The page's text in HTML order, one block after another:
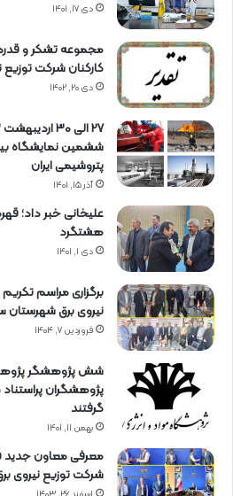
دی ۱۷, ۱۴۰۱
مجموعه تشکر و
کارکنان شرکت توزیع
دی ۲۰, ۱۴۰۲
ششمین نمایشگاه
پتروشیمی ایران
آذر ۱۵, ۱۴۰۱
علیخانی خبر داد؛
هشتگرد
دی ۱, ۱۴۰۱
برگزاری مراسم
نیروی برق شهرستان
فروردین ۷, ۱۴۰۴
شش پژوهشگر
پژوهشگران
گرفتند
بهمن ۱۱, ۱۴۰۱
معرفی معاون
شركت توزیع نیروی